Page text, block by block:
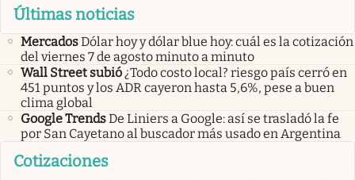
Últimas noticias
MercadosDólar hoy y dólar blue hoy: cuál es la cotización
del viernes 7 de agosto minuto a minuto
Wall Street subió¿Todo costo local? riesgo país cerró en
451 puntos y los ADR cayeron hasta 5,6%, pese a buen
clima global
Google TrendsDe Liniers a Google: así se trasladó la fe
por San Cayetano al buscador más usado en Argentina
Cotizaciones